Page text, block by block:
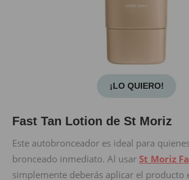
¡LO QUIERO!
Fast Tan Lotion de St Moriz
Este autobronceador es ideal para
bronceado inmediato. Al usar St Moriz
simplemente deberás aplicar el producto